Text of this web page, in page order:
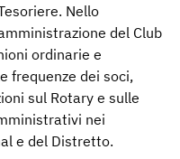
Nello
del Club
ordinarie e
frequenze dei soci,
sul Rotary e sulle
nei
e del Distretto.